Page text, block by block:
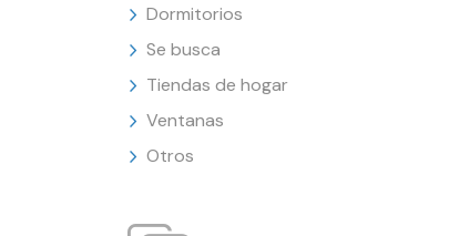
Dormitorios
Se busca
Tiendas de hogar
Ventanas
Otros